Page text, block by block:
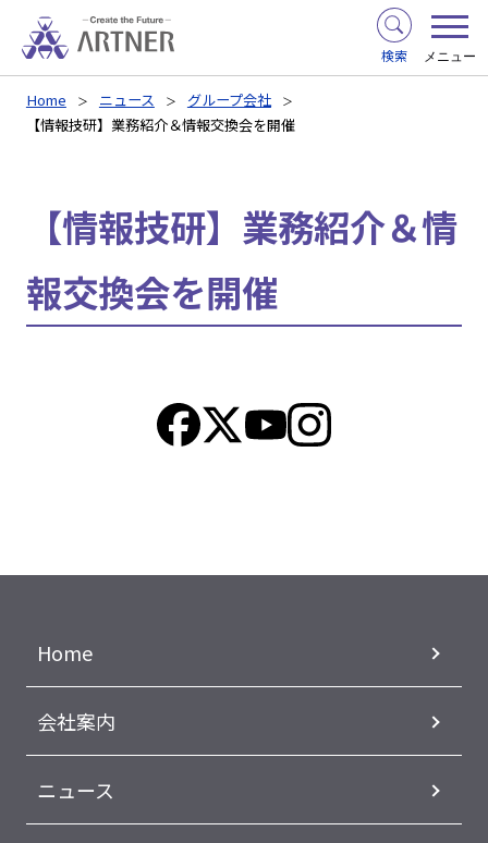
検索 メニュー
Home ニュース
グループ会社
【情報技研】業務紹介＆情報交換会を開催
【情報技研】業務紹介＆情
報交換会を開催
Home
会社案内
ニュース